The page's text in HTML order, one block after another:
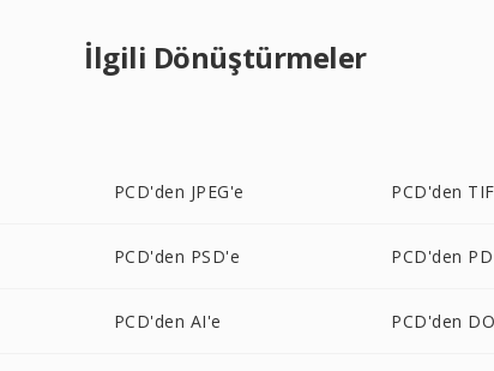
İlgili Dönüştürmeler
PCD'den JPEG'e PCD'den
PCD'den PSD'e PCD'den
PCD'den AI'e PCD'den